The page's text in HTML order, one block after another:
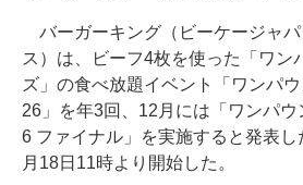
バーガーキング（ビーケージャ
ス）は、ビーフ4枚を使った「ワン
ズ」の食べ放題イベント「ワンパ
26」を年3回、12月には「ワンパ
6 ファイナル」を実施すると発表
月18日11時より開始した。